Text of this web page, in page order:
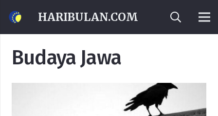
HARIBULAN.COM
Budaya Jawa